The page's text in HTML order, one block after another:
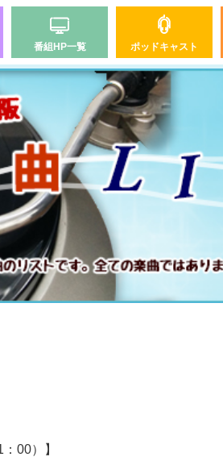
番組HP一覧 ポッドキャスト
00）】